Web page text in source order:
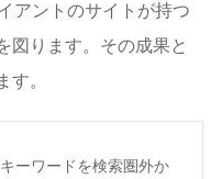
アントのサイトが持つ
図ります。その成果と
す。
ーワードを検索圏外か